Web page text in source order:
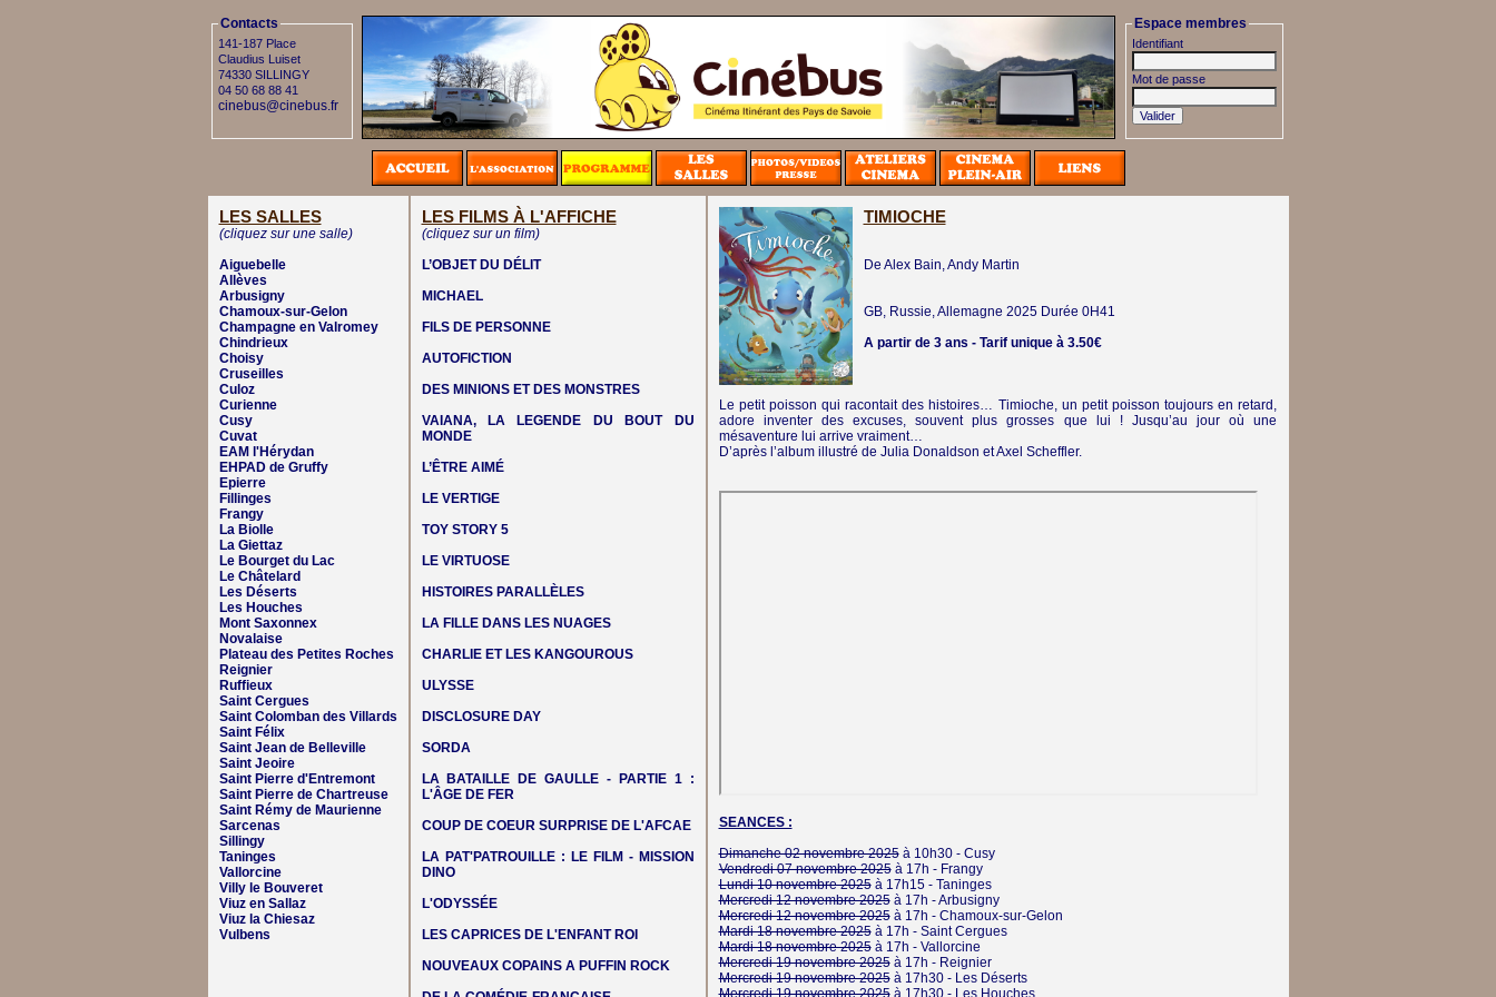
Contacts
141-187 Place
Claudius Luiset
74330 SILLINGY
04 50 68 88 41
cinebus@cinebus.fr
Espace membres
Identifiant
Mot de passe
LES SALLES
(cliquez sur une salle)
Aiguebelle
Allèves
Arbusigny
Chamoux-sur-Gelon
Champagne en Valromey
Chindrieux
Choisy
Cruseilles
Culoz
Curienne
Cusy
Cuvat
EAM l'Hérydan
EHPAD de Gruffy
Epierre
Fillinges
Frangy
La Biolle
La Giettaz
Le Bourget du Lac
Le Châtelard
Les Déserts
Les Houches
Mont Saxonnex
Novalaise
Plateau des Petites Roches
Reignier
Ruffieux
Saint Cergues
Saint Colomban des Villards
Saint Félix
Saint Jean de Belleville
Saint Jeoire
Saint Pierre d'Entremont
Saint Pierre de Chartreuse
Saint Rémy de Maurienne
Sarcenas
Sillingy
Taninges
Vallorcine
Villy le Bouveret
Viuz en Sallaz
Viuz la Chiesaz
Vulbens
LES FILMS À L'AFFICHE
(cliquez sur un film)
L’OBJET DU DÉLIT
MICHAEL
FILS DE PERSONNE
AUTOFICTION
DES MINIONS ET DES MONSTRES
VAIANA, LA LEGENDE DU BOUT DU
MONDE
L’ÊTRE AIMÉ
LE VERTIGE
TOY STORY 5
LE VIRTUOSE
HISTOIRES PARALLÈLES
LA FILLE DANS LES NUAGES
CHARLIE ET LES KANGOUROUS
ULYSSE
DISCLOSURE DAY
SORDA
LA BATAILLE DE GAULLE - PARTIE 1 :
L'ÂGE DE FER
COUP DE COEUR SURPRISE DE L'AFCAE
LA PAT'PATROUILLE : LE FILM - MISSION
DINO
L'ODYSSÉE
LES CAPRICES DE L'ENFANT ROI
NOUVEAUX COPAINS A PUFFIN ROCK
TIMIOCHE
De Alex Bain, Andy Martin
GB, Russie, Allemagne 2025 Durée 0H41
A partir de 3 ans - Tarif unique à 3.50€
Le petit poisson qui racontait des histoires… Timioche, un petit poisson toujours en retard,
adore inventer des excuses, souvent plus grosses que lui ! Jusqu’au jour où une
mésaventure lui arrive vraiment…
D’après l’album illustré de Julia Donaldson et Axel Scheffler.
SEANCES :
Dimanche 02 novembre 2025à 10h30 - Cusy
Vendredi 07 novembre 2025à 17h - Frangy
Lundi 10 novembre 2025à 17h15 - Taninges
Mercredi 12 novembre 2025à 17h -Arbusigny
Mercredi 12 novembre 2025à 17h - Chamoux-sur-Gelon
Mardi 18 novembre 2025à 17h - Saint Cergues
Mardi 18 novembre 2025à 17h - Vallorcine
Mercredi 19 novembre 2025à 17h - Reignier
Mercredi 19 novembre 2025à 17h30 - Les Déserts
Mercredi 19 novembre 2025à 17h30 - Les Houches